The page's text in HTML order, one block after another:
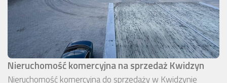
Nieruchomość komercyjna na sprzedaż Kwidzyn
Nieruchomość komercyjna do sprzedaży w Kwidzynie